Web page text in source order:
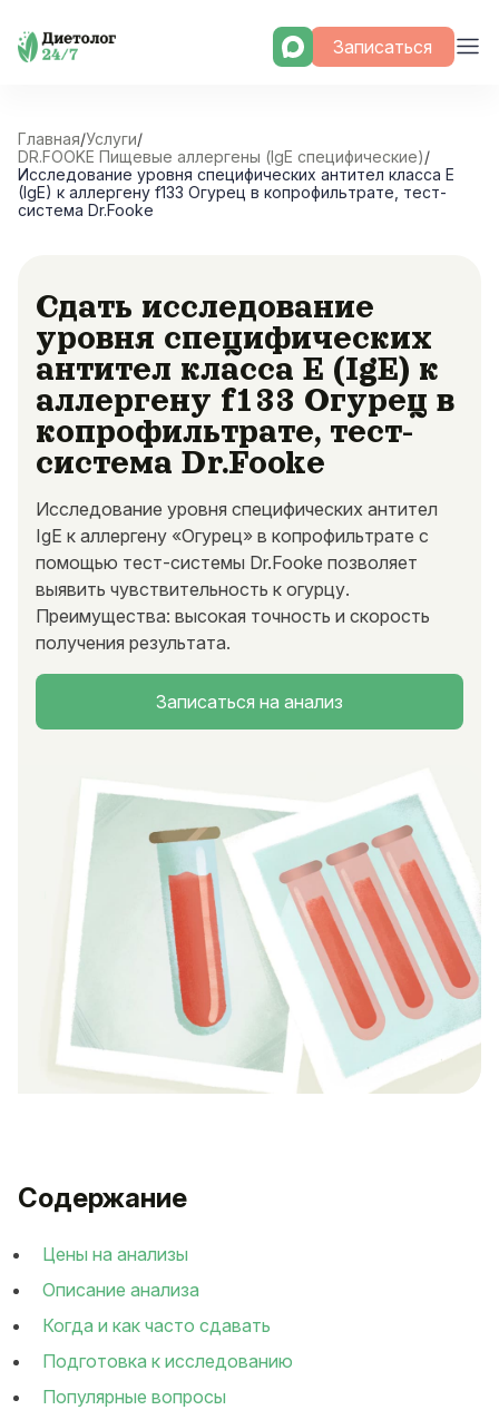
Skip
Записаться
Главная/Услуги/
DR.FOOKE Пищевые аллергены (IgE специфические)/
Исследование уровня специфических антител класса E
(IgE) к аллергену f133 Огурец в копрофильтрате, тест-
система Dr.Fooke
Сдать исследование
уровня специфических
антител класса E (IgE) к
аллергену f133 Огурец в
копрофильтрате, тест-
система Dr.Fooke
Исследование уровня специфических антител
IgE к аллергену «Огурец» в копрофильтрате с
помощью тест-системы Dr.Fooke позволяет
выявить чувствительность к огурцу.
Преимущества: высокая точность и скорость
получения результата.
Записаться на анализ
Содержание
Цены на анализы
Описание анализа
Когда и как часто сдавать
Подготовка к исследованию
Популярные вопросы